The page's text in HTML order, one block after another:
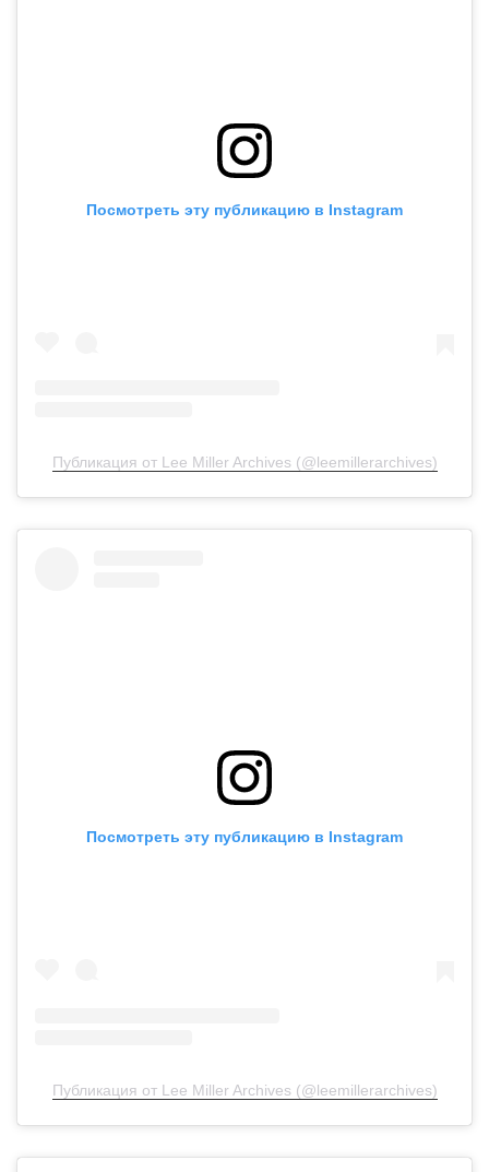
Посмотреть эту публикацию в Instagram
Публикация от Lee Miller Archives (@leemillerarchives)
Посмотреть эту публикацию в Instagram
Публикация от Lee Miller Archives (@leemillerarchives)